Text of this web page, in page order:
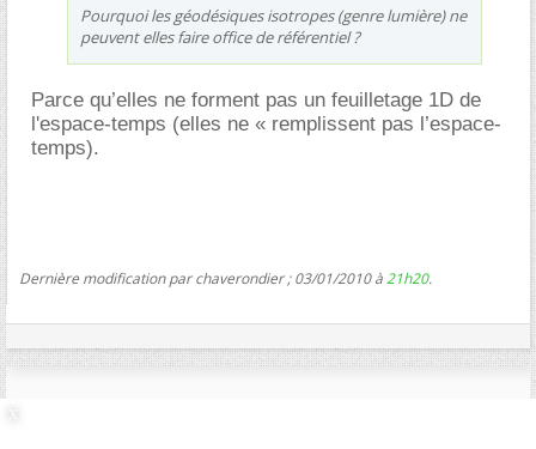
Pourquoi les géodésiques isotropes (genre lumière) ne
peuvent elles faire office de référentiel ?
Parce qu’elles ne forment pas un feuilletage 1D de
l'espace-temps (elles ne « remplissent pas l’espace-
temps).
Dernière modification par chaverondier ; 03/01/2010 à21h20.